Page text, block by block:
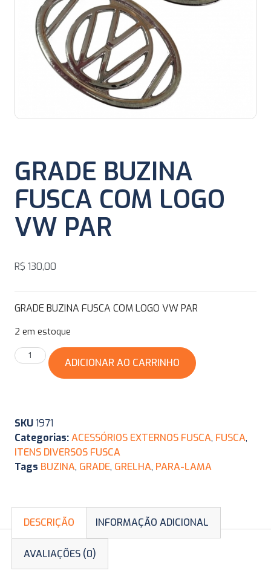
GRADE BUZINA
FUSCA COM LOGO
VW PAR
R$ 130,00
GRADE BUZINA FUSCA COM LOGO VW PAR
2 em estoque
ADICIONAR AO CARRINHO
SKU1971
Categorias:ACESSÓRIOS EXTERNOS FUSCA, FUSCA,
ITENS DIVERSOS FUSCA
Tags BUZINA, GRADE, GRELHA, PARA-LAMA
DESCRIÇÃO INFORMAÇÃO ADICIONAL
AVALIAÇÕES (0)